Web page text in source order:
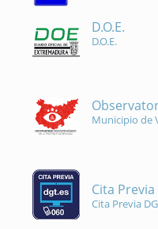
D.O.E.
D.O.E.
Municipio de
Cita Previa
Cita Previa